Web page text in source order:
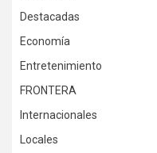
Destacadas
Economía
Entretenimiento
FRONTERA
Internacionales
Locales